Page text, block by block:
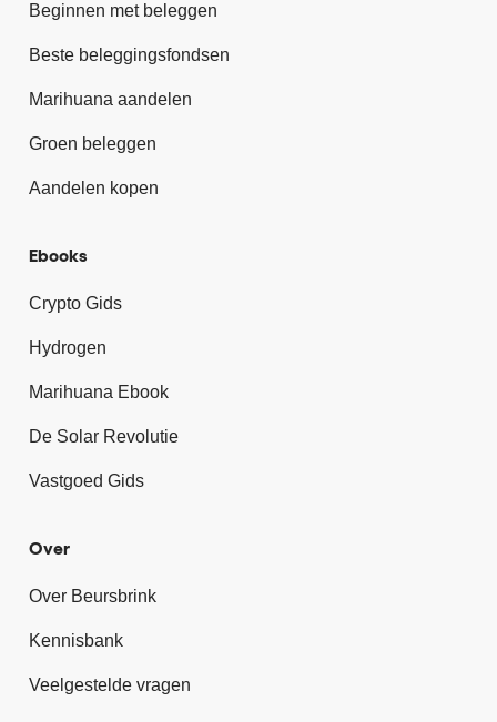
Beginnen met beleggen
Beste beleggingsfondsen
Marihuana aandelen
Groen beleggen
Aandelen kopen
Ebooks
Crypto Gids
Hydrogen
Marihuana Ebook
De Solar Revolutie
Vastgoed Gids
Over
Over Beursbrink
Kennisbank
Veelgestelde vragen